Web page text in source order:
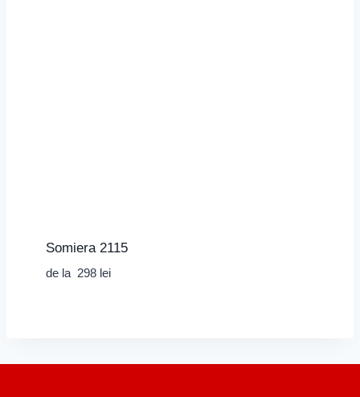
Somiera 2115
de la 298 lei